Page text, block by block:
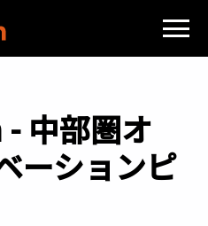
中部圏オ
ーションピ